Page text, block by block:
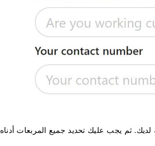
لديك. ثم يجب عليك تحديد جميع المربعات أدناه